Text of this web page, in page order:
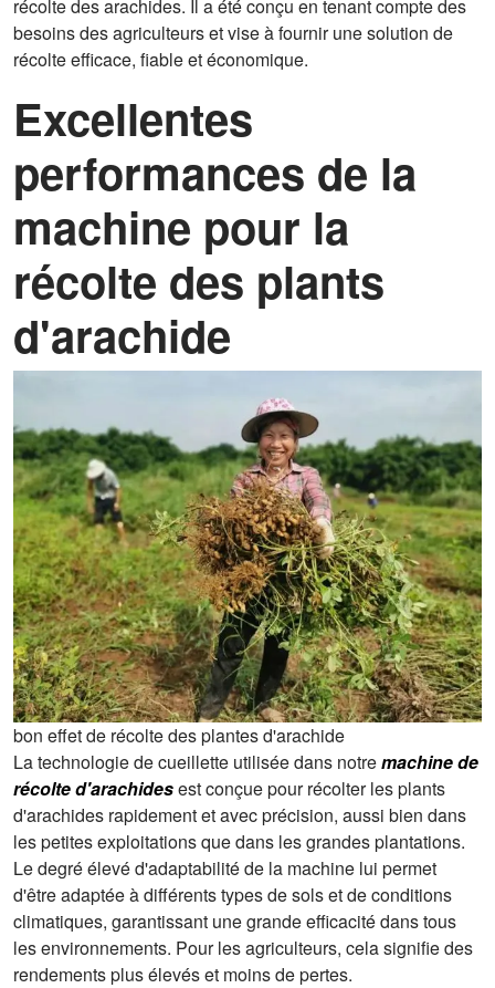
récolte des arachides. Il a été conçu en tenant compte des
besoins des agriculteurs et vise à fournir une solution de
récolte efficace, fiable et économique.
Excellentes
performances de la
machine pour la
récolte des plants
d'arachide
bon effet de récolte des plantes d'arachide
La technologie de cueillette utilisée dans notremachine de
récolte d'arachidesest conçue pour récolter les plants
d'arachides rapidement et avec précision, aussi bien dans
les petites exploitations que dans les grandes plantations.
Le degré élevé d'adaptabilité de la machine lui permet
d'être adaptée à différents types de sols et de conditions
climatiques, garantissant une grande efficacité dans tous
les environnements. Pour les agriculteurs, cela signifie des
rendements plus élevés et moins de pertes.